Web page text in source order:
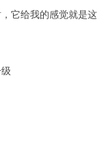
它给我的感觉就是这